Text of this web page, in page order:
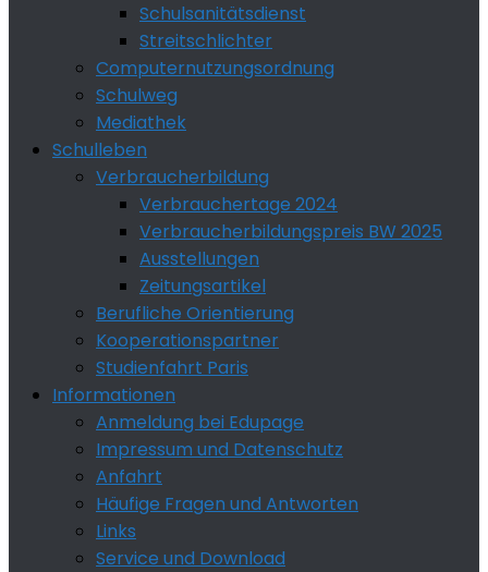
Schulsanitätsdienst
Streitschlichter
Computernutzungsordnung
Schulweg
Mediathek
Schulleben
Verbraucherbildung
Verbrauchertage 2024
Verbraucherbildungspreis BW 2025
Ausstellungen
Zeitungsartikel
Berufliche Orientierung
Kooperationspartner
Studienfahrt Paris
Informationen
Anmeldung bei Edupage
Impressum und Datenschutz
Anfahrt
Häufige Fragen und Antworten
Links
Service und Download